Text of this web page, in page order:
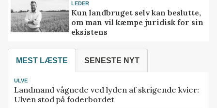
LEDER
Kun landbruget selv kan beslutte,
om man vil kæmpe juridisk for sin
eksistens
MEST LÆSTE SENESTE NYT
ULVE
Landmand vågnede ved lyden af skrigende kvier:
Ulven stod på foderbordet